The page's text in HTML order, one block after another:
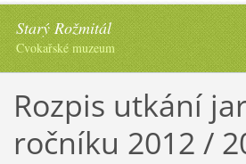
Starý Rožmitál
Cvokařské muzeum
Rozpis utkání
ročníku 2012 /